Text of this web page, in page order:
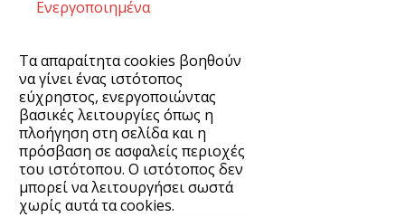
Ενεργοποιημένα
Τα απαραίτητα cookies βοηθούν
να γίνει ένας ιστότοπος
εύχρηστος, ενεργοποιώντας
βασικές λειτουργίες όπως η
πλοήγηση στη σελίδα και η
πρόσβαση σε ασφαλείς περιοχές
του ιστότοπου. Ο ιστότοπος δεν
μπορεί να λειτουργήσει σωστά
χωρίς αυτά τα cookies.